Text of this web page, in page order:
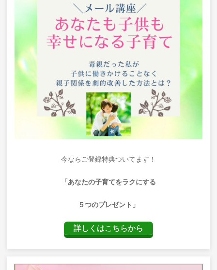
今ならご登録特典ついてます！
「あなたの子育てをラクにする
５つのプレゼント」
詳しくはこちらから